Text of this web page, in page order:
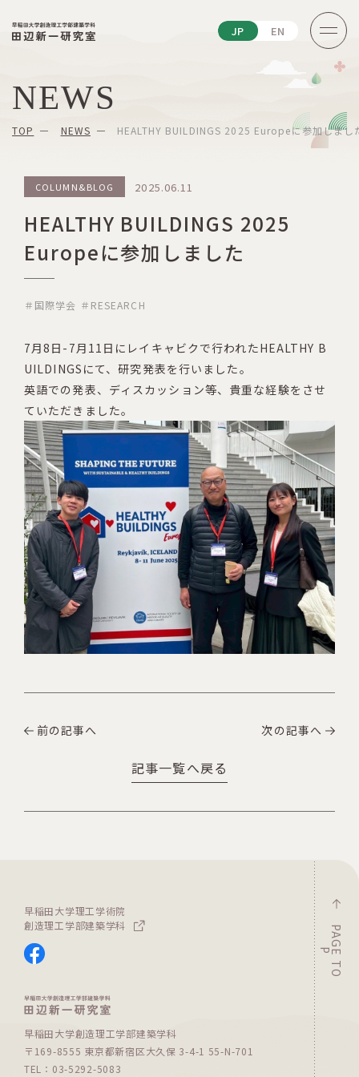
JP EN
NEWS
TOP NEWS HEALTHY BUILDINGS 2025 Europeに参加しまし
COLUMN&BLOG 2025.06.11
HEALTHY BUILDINGS 2025
Europeに参加しました
＃国際学会 ＃RESEARCH
7月8日-7月11日にレイキャビクで行われたHEALTHY B
UILDINGSにて、研究発表を行いました。
英語での発表、ディスカッション等、貴重な経験をさせ
ていただきました。
前の記事へ 次の記事へ
記事一覧へ戻る
P
A
G
ET
O
P
早稲田大学理工学術院
創造理工学部建築学科
早稲田大学創造理工学部建築学科
〒169-8555 東京都新宿区大久保 3-4-1 55-N-701
TEL：03-5292-5083